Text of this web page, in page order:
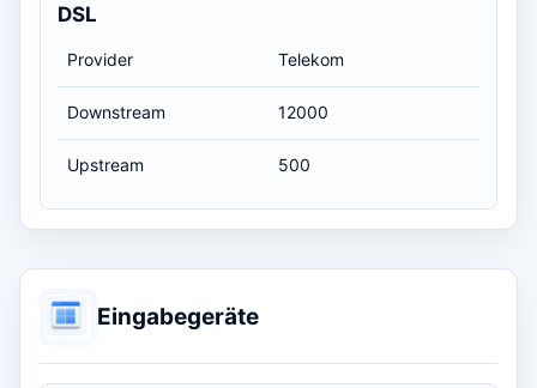
DSL
Provider Telekom
Downstream 12000
Upstream 500
Eingabegeräte